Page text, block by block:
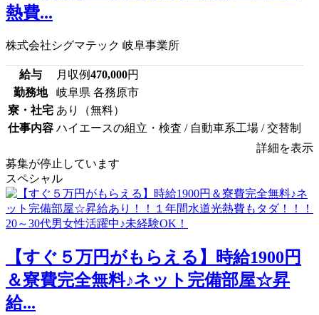
熱費...
株式会社シグマテック 岐阜事業所
給与 月収例470,000円
勤務地
岐阜県 各務原市
寮・社宅 あり（無料）
仕事内容 ハイエースの組立・検査 / 自動車系工場 / 交替制
詳細を表示
募集が停止しています
スペシャル
【すぐ５万円がもらえる】時給1900円
＆寮費完全無料♪ネット完備部屋☆昇
給...